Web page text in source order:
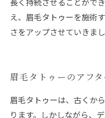
え、眉毛タトゥーを施術
さをアップさせていきまし
眉毛タトゥーのアフ
眉毛タトゥーは、古くか
ります。しかしながら、